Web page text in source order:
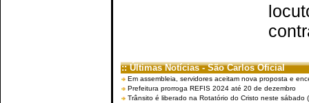
:: Últimas Notícias - São Carlos Oficial
Em assembleia, servidores aceitam nova proposta e
Prefeitura prorroga REFIS 2024 até 20 de dezembro
Trânsito é liberado na Rotatório do Cristo neste sábado